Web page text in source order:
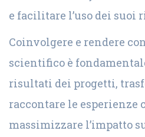
e facilitare l’uso dei suoi
Coinvolgere e rendere
scientifico è
risultati dei progetti,
raccontare le esperienze
massimizzare l’impatto